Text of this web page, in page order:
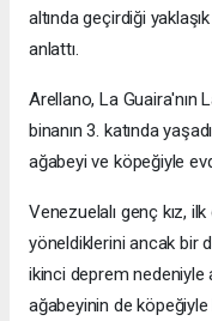
altında geçirdiği
anlattı.
Arellano, La Guaira'nın
binanın 3. katında
ağabeyi ve köpeğiyle
Venezuelalı genç kız,
yöneldiklerini ancak bir
ikinci deprem nedeniyle
ağabeyinin de köpeğiyle